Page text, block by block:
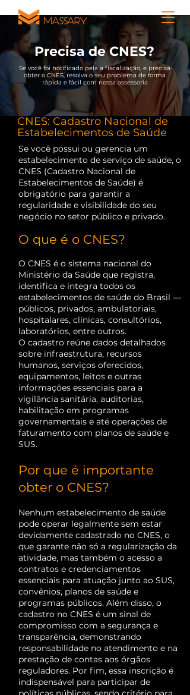
Precisa de CNES?
Se você foi notificado pela a fiscalização, e precisa
obter o CNES, resolva o seu problema de forma
rápida e fácil com nossa assessoria
CNES: Cadastro Nacional de
Estabelecimentos de Saúde
Se você possui ou gerencia um
estabelecimento de serviço de saúde, o
CNES (Cadastro Nacional de
Estabelecimentos de Saúde) é
obrigatório para garantir a
regularidade e visibilidade do seu
negócio no setor público e privado.
O que é o CNES?
O CNES é o sistema nacional do
Ministério da Saúde que registra,
identifica e integra todos os
estabelecimentos de saúde do Brasil —
públicos, privados, ambulatoriais,
hospitalares, clínicas, consultórios,
laboratórios, entre outros.
O cadastro reúne dados detalhados
sobre infraestrutura, recursos
humanos, serviços oferecidos,
equipamentos, leitos e outras
informações essenciais para a
vigilância sanitária, auditorias,
habilitação em programas
governamentais e até operações de
faturamento com planos de saúde e
SUS.
Por que é importante
obter o CNES?
Nenhum estabelecimento de saúde
pode operar legalmente sem estar
devidamente cadastrado no CNES, o
que garante não só a regularização da
atividade, mas também o acesso a
contratos e credenciamentos
essenciais para atuação junto ao SUS,
convênios, planos de saúde e
programas públicos. Além disso, o
cadastro no CNES é um sinal de
compromisso com a segurança e
transparência, demonstrando
responsabilidade no atendimento e na
prestação de contas aos órgãos
reguladores. Por fim, essa inscrição é
indispensável para participar de